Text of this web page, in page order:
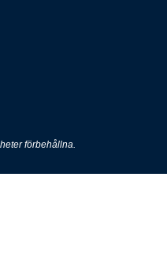
in a new window
Opens in a new window
YouTube., Opens in a new
på Instagram., Opens in a
förbehållna.